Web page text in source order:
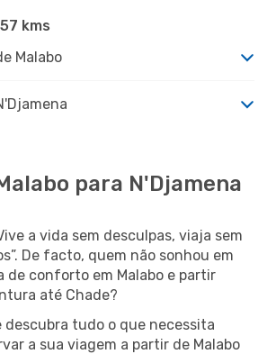
kms
Malabo
para N'Djamena
a vida sem desculpas, viaja sem
De facto, quem não sonhou em
de conforto em Malabo e partir
até Chade?
descubra tudo o que necessita
a sua viagem a partir de Malabo